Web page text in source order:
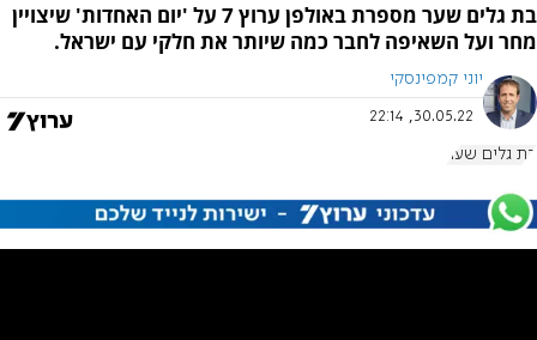
בת גלים שער מספרת באולפן ערוץ 7 על 'יום האחדות' שיצויין
מחר ועל השאיפה לחבר כמה שיותר את חלקי עם ישראל.
יוני קמפינסקי
30.05.22, 22:14
בת גלים שער